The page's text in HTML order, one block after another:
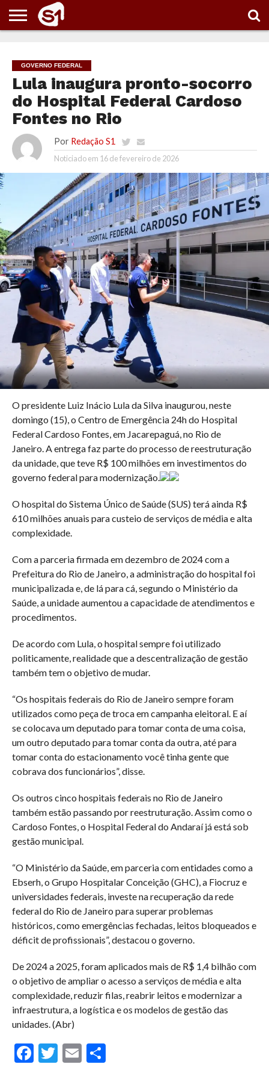
GOVERNO FEDERAL
Lula inaugura pronto-socorro
do Hospital Federal Cardoso
Fontes no Rio
Por Redação S1
Noticiado em 16 de fevereiro de 2026
O presidente Luiz Inácio Lula da Silva inaugurou, neste
domingo (15), o Centro de Emergência 24h do Hospital
Federal Cardoso Fontes, em Jacarepaguá, no Rio de
Janeiro. A entrega faz parte do processo de reestruturação
da unidade, que teve R$ 100 milhões em investimentos do
governo federal para modernização.
O hospital do Sistema Único de Saúde (SUS) terá ainda R$
610 milhões anuais para custeio de serviços de média e alta
complexidade.
Com a parceria firmada em dezembro de 2024 com a
Prefeitura do Rio de Janeiro, a administração do hospital foi
municipalizada e, de lá para cá, segundo o Ministério da
Saúde, a unidade aumentou a capacidade de atendimentos e
procedimentos.
De acordo com Lula, o hospital sempre foi utilizado
politicamente, realidade que a descentralização de gestão
também tem o objetivo de mudar.
“Os hospitais federais do Rio de Janeiro sempre foram
utilizados como peça de troca em campanha eleitoral. E aí
se colocava um deputado para tomar conta de uma coisa,
um outro deputado para tomar conta da outra, até para
tomar conta do estacionamento você tinha gente que
cobrava dos funcionários”, disse.
Os outros cinco hospitais federais no Rio de Janeiro
também estão passando por reestruturação. Assim como o
Cardoso Fontes, o Hospital Federal do Andaraí já está sob
gestão municipal.
“O Ministério da Saúde, em parceria com entidades como a
Ebserh, o Grupo Hospitalar Conceição (GHC), a Fiocruz e
universidades federais, investe na recuperação da rede
federal do Rio de Janeiro para superar problemas
históricos, como emergências fechadas, leitos bloqueados e
déficit de profissionais”, destacou o governo.
De 2024 a 2025, foram aplicados mais de R$ 1,4 bilhão com
o objetivo de ampliar o acesso a serviços de média e alta
complexidade, reduzir filas, reabrir leitos e modernizar a
infraestrutura, a logística e os modelos de gestão das
unidades. (Abr)
Facebook
Twitter
EmailCompartilhar